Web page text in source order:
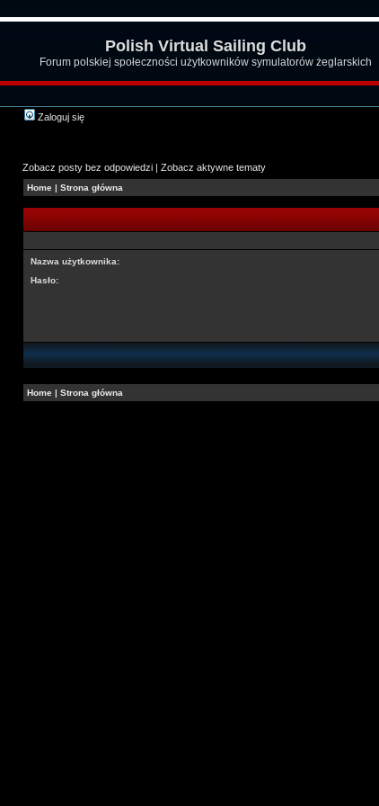
Polish Virtual Sailing Club
Forum polskiej społeczności użytkowników symulatorów żeglarskich
Zaloguj się
Zobacz posty bez odpowiedzi | Zobacz aktywne tematy
Home | Strona główna
Nazwa użytkownika:
Hasło:
Home | Strona główna